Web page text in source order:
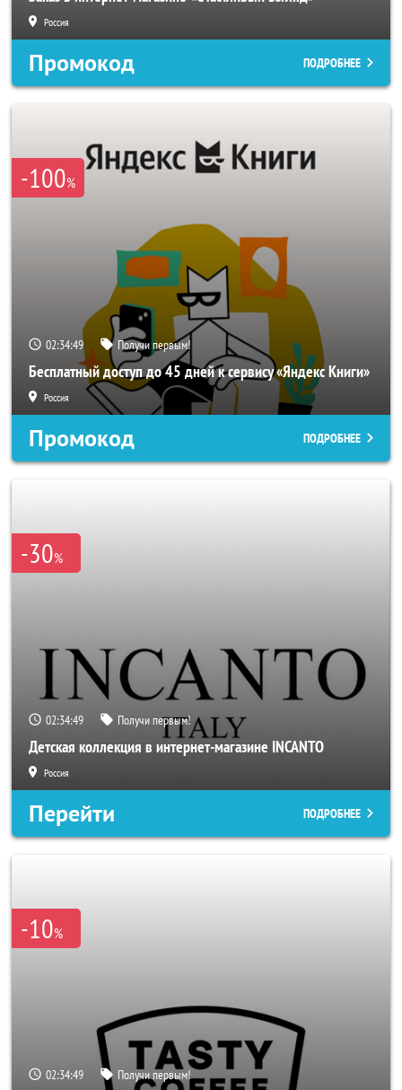
Россия
Промокод ПОДРОБНЕЕ
-100%
02:34:47 Получи первым!
Бесплатный доступ до 45 дней к сервису «Яндекс Книги»
Россия
Промокод ПОДРОБНЕЕ
-30%
02:34:47 Получи первым!
Детская коллекция в интернет-магазине INCANTO
Россия
Перейти ПОДРОБНЕЕ
-10%
02:34:47 Получи первым!